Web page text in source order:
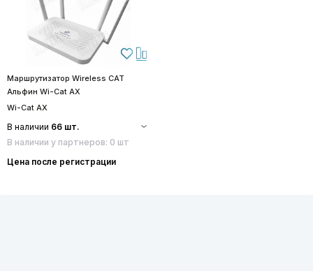
Маршрутизатор Wireless CAT
Альфин Wi-Cat AX
Wi-Cat AX
В наличии 66 шт.
В наличии у партнеров: 0 шт
Цена после регистрации